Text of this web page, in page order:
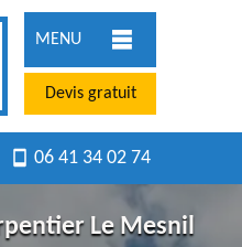
MENU
Devis gratuit
06 41 34 02 74
Le Mesnil